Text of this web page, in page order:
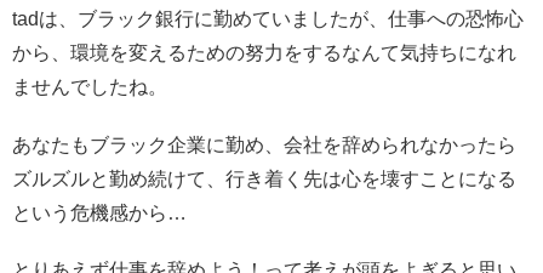
tadは、ブラック銀行に勤めていましたが、仕事への恐怖心
から、環境を変えるための努力をするなんて気持ちになれ
ませんでしたね。
あなたもブラック企業に勤め、会社を辞められなかったら
ズルズルと勤め続けて、行き着く先は心を壊すことになる
という危機感から…